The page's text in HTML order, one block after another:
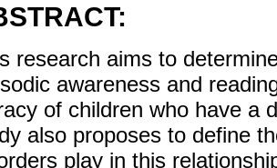
research aims to
awareness and
of children who have a
also proposes to define
play in this